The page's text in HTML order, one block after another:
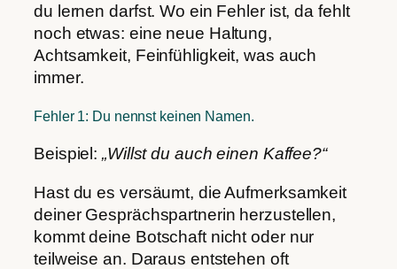
du lernen darfst. Wo ein Fehler ist, da fehlt
noch etwas: eine neue Haltung,
Achtsamkeit, Feinfühligkeit, was auch
immer.
Fehler 1: Du nennst keinen Namen.
Beispiel: „Willst du auch einen Kaffee?“
Hast du es versäumt, die Aufmerksamkeit
deiner Gesprächspartnerin herzustellen,
kommt deine Botschaft nicht oder nur
teilweise an. Daraus entstehen oft